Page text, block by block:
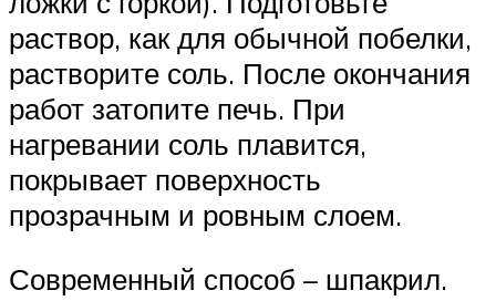
раствор, как для обычной побелки,
растворите соль. После окончания
работ затопите печь. При
нагревании соль плавится,
покрывает поверхность
прозрачным и ровным слоем.
Современный способ – шпакрил.